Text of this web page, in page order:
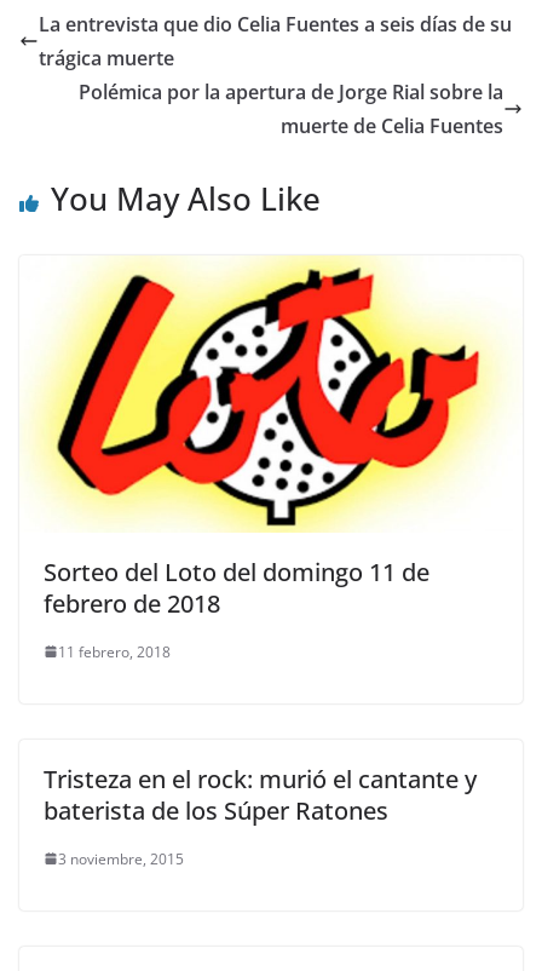
La entrevista que dio Celia Fuentes a seis días de su
trágica muerte
Polémica por la apertura de Jorge Rial sobre la
muerte de Celia Fuentes
You May Also Like
Sorteo del Loto del domingo 11 de
febrero de 2018
11 febrero, 2018
Tristeza en el rock: murió el cantante y
baterista de los Súper Ratones
3 noviembre, 2015